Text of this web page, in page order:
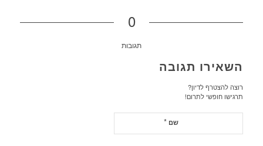
0
תגובות
השאירו תגובה
רוצה להצטרף לדיון?
תרגישו חופשי לתרום!
שם*